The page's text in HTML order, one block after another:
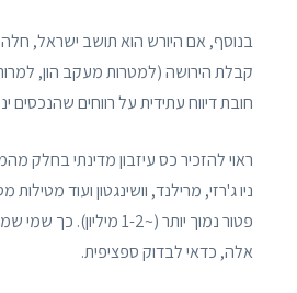
בנוסף, אם היורש הוא תושב ישראל, חלה
קבלת הירושה (למטרות מעקב הון,
חובת דיווח עתידית על רווחים שהנכסים
ראוי להזכיר כס עיזבון מדינתי בחלק
ניו ג'רזי, מרילנד, וושינגטון ועוד
פטור נמוך יותר (~1-2
אלה, כדאי לבדוק ספציפית.